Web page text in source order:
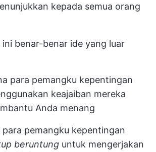
kepada semua orang
ini benar-benar ide yang luar
para pemangku kepentingan
keajaiban mereka
Anda menang
para pemangku kepentingan
beruntung untuk mengerjakan